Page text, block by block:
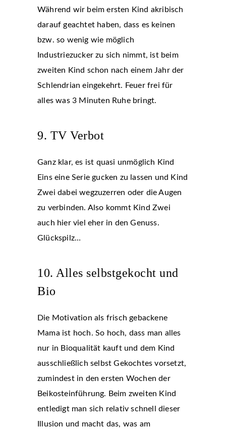
Während wir beim ersten Kind akribisch
darauf geachtet haben, dass es keinen
bzw. so wenig wie möglich
Industriezucker zu sich nimmt, ist beim
zweiten Kind schon nach einem Jahr der
Schlendrian eingekehrt. Feuer frei für
alles was 3 Minuten Ruhe bringt.
9. TV Verbot
Ganz klar, es ist quasi unmöglich Kind
Eins eine Serie gucken zu lassen und Kind
Zwei dabei wegzuzerren oder die Augen
zu verbinden. Also kommt Kind Zwei
auch hier viel eher in den Genuss.
Glückspilz…
10. Alles selbstgekocht und
Bio
Die Motivation als frisch gebackene
Mama ist hoch. So hoch, dass man alles
nur in Bioqualität kauft und dem Kind
ausschließlich selbst Gekochtes vorsetzt,
zumindest in den ersten Wochen der
Beikosteinführung. Beim zweiten Kind
entledigt man sich relativ schnell dieser
Illusion und macht das, was am